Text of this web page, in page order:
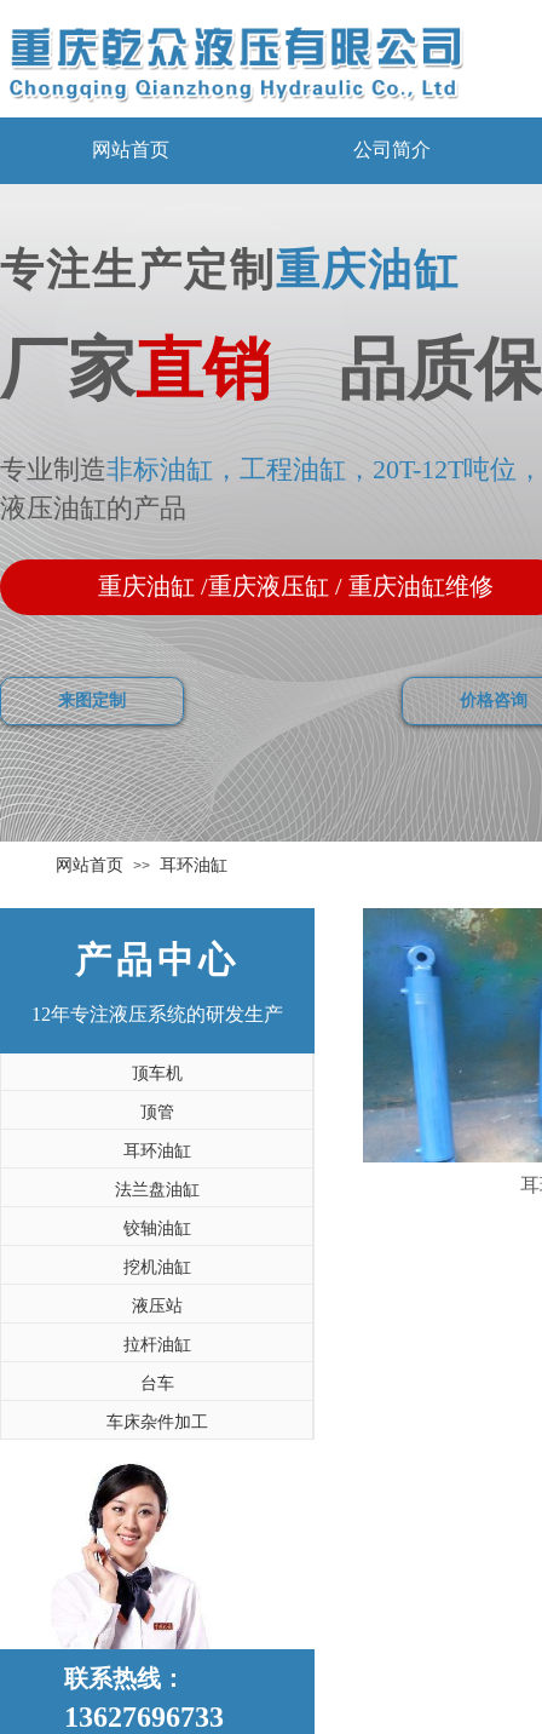
网站首页 公司简介
专注生产定制 重庆油缸
厂家直销 品质
专业制造非标油缸，工程油缸，20T-12T吨位
液压油缸的产品
重庆油缸 /重庆液压缸 / 重庆油缸维修
价格咨询
来图定制
网站首页 >> 耳环油缸
联系热线：
13627696733
12年专注液压系统的研发生产
顶车机
顶管
耳环油缸
法兰盘油缸
铰轴油缸
挖机油缸
液压站
拉杆油缸
台车
车床杂件加工
产品中心